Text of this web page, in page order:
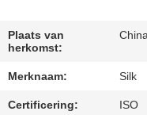
OM
EEN
CITAAT
Plaats van
herkomst:
China
Merknaam: Silk
Certificering: ISO